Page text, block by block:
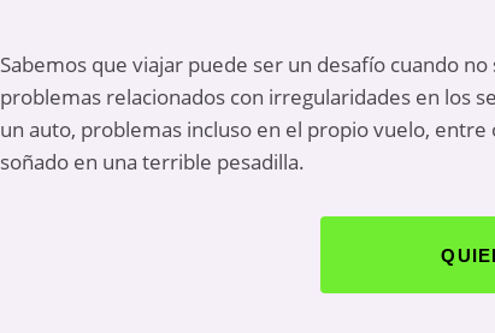
Sabemos que viajar puede ser un desafío cuando
problemas relacionados con irregularidades en los
un auto, problemas incluso en el propio vuelo,
soñado en una terrible pesadilla.